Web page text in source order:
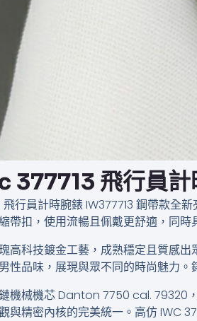
377713 ​飛行員
飛行員計時腕錶​ IW377713 鋼帶款全
帶扣，使用流暢且佩戴更舒適，同
高科技鍍金工藝，成熟穩定且質感
性品味，展現與眾不同的時尚魅力
機械機芯 Danton 7750 cal. 79320
與精密內核的完美統一。高仿 IWC